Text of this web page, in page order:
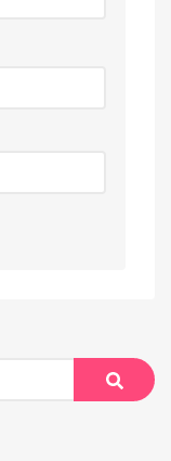
Suche